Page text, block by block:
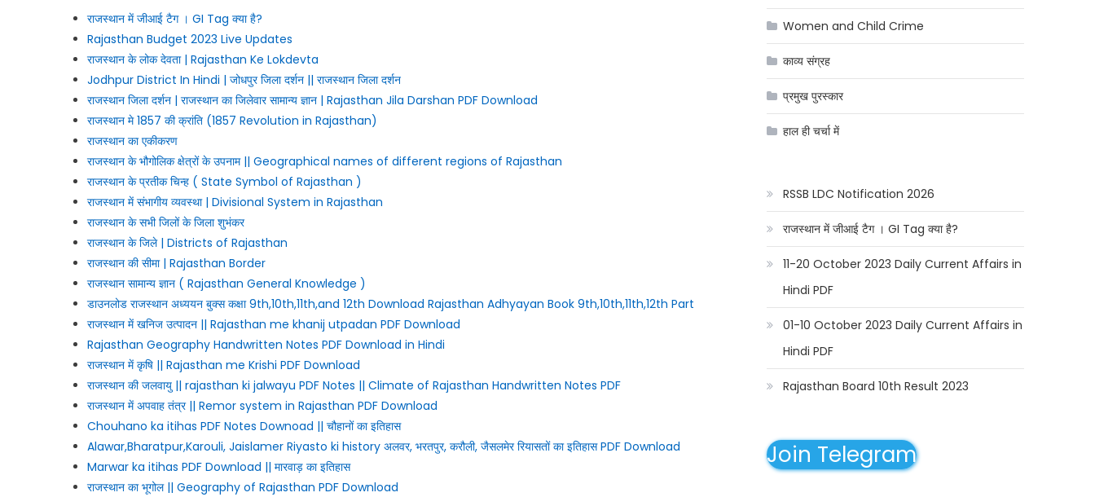
राजस्थान में जीआई टैग । GI Tag क्या है?
Rajasthan Budget 2023 Live Updates
राजस्थान के लोक देवता | Rajasthan Ke Lokdevta
Jodhpur District In Hindi | जोधपुर जिला दर्शन || राजस्थान जिला दर्शन
राजस्थान जिला दर्शन | राजस्थान का जिलेवार सामान्य ज्ञान | Rajasthan Jila Darshan PDF Download
राजस्थान मे 1857 की क्रांति (1857 Revolution in Rajasthan)
राजस्थान का एकीकरण
राजस्थान के भौगोलिक क्षेत्रों के उपनाम || Geographical names of different regions of Rajasthan
राजस्थान के प्रतीक चिन्ह ( State Symbol of Rajasthan )
राजस्थान में संभागीय व्यवस्था | Divisional System in Rajasthan
राजस्थान के सभी जिलों के जिला शुभंकर
राजस्थान के जिले | Districts of Rajasthan
राजस्थान की सीमा | Rajasthan Border
राजस्थान सामान्य ज्ञान ( Rajasthan General Knowledge )
डाउनलोड राजस्थान अध्ययन बुक्स कक्षा 9th,10th,11th,and 12th Download Rajasthan Adhyayan Book 9th,10th,11th,12th Part
राजस्थान में खनिज उत्पादन || Rajasthan me khanij utpadan PDF Download
Rajasthan Geography Handwritten Notes PDF Download in Hindi
राजस्थान में कृषि || Rajasthan me Krishi PDF Download
राजस्थान की जलवायु || rajasthan ki jalwayu PDF Notes || Climate of Rajasthan Handwritten Notes PDF
राजस्थान में अपवाह तंत्र || Remor system in Rajasthan PDF Download
Chouhano ka itihas PDF Notes Downoad || चौहानों का इतिहास
Alawar,Bharatpur,Karouli, Jaislamer Riyasto ki history अलवर, भरतपुर, करौली, जैसलमेर रियासतों का इतिहास PDF Download
Marwar ka itihas PDF Download || मारवाड़ का इतिहास
राजस्थान का भूगोल || Geography of Rajasthan PDF Download
Women and Child Crime
काव्य संग्रह
प्रमुख पुरस्कार
हाल ही चर्चा में
RSSB LDC Notification 2026
राजस्थान में जीआई टैग । GI Tag क्या है?
11-20 October 2023 Daily Current Affairs in
Hindi PDF
01-10 October 2023 Daily Current Affairs in
Hindi PDF
Rajasthan Board 10th Result 2023
Join Telegram